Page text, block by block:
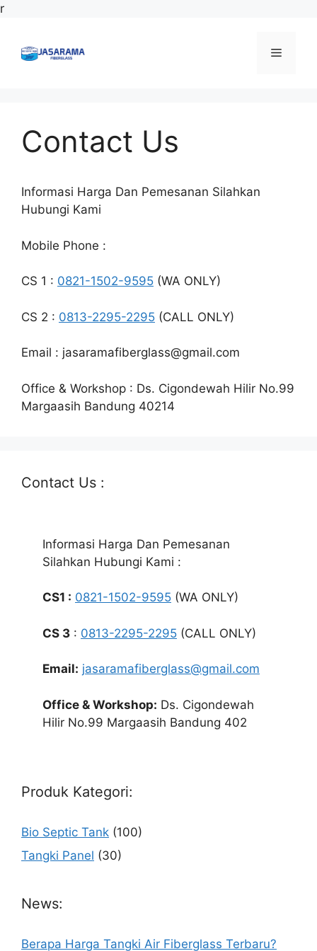
rLangsung
Menu
Contact Us
Informasi Harga Dan Pemesanan Silahkan
Hubungi Kami
Mobile Phone :
CS 1 : 0821-1502-9595 (WA ONLY)
CS 2 : 0813-2295-2295 (CALL ONLY)
Email : jasaramafiberglass@gmail.com
Office & Workshop : Ds. Cigondewah Hilir No.99
Margaasih Bandung 40214
Contact Us :
Informasi Harga Dan Pemesanan
Silahkan Hubungi Kami :
CS1 : 0821-1502-9595 (WA ONLY)
CS 3 : 0813-2295-2295 (CALL ONLY)
Email: jasaramafiberglass@gmail.com
Office & Workshop: Ds. Cigondewah
Hilir No.99 Margaasih Bandung 402
Produk Kategori:
Bio Septic Tank (100)
Tangki Panel (30)
News:
Berapa Harga Tangki Air Fiberglass Terbaru?